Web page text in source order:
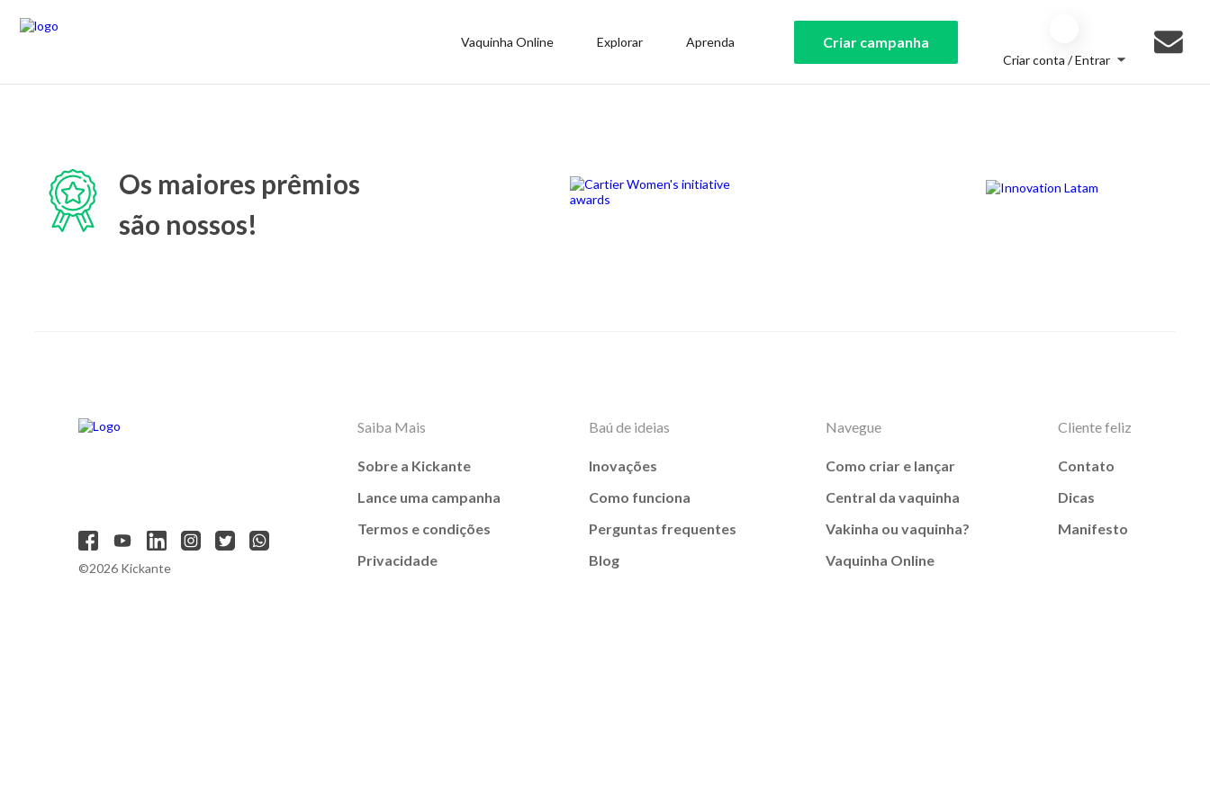
Vaquinha Online Explorar Aprenda Criar campanha
Criar conta / Entrar
Os maiores prêmios
são nossos!
©2026 Kickante
Saiba Mais
Sobre a Kickante
Lance uma campanha
Termos e condições
Privacidade
Baú de ideias
Inovações
Como funciona
Perguntas frequentes
Blog
Navegue
Como criar e lançar
Central da vaquinha
Vakinha ou vaquinha?
Vaquinha Online
Cliente feliz
Contato
Dicas
Manifesto